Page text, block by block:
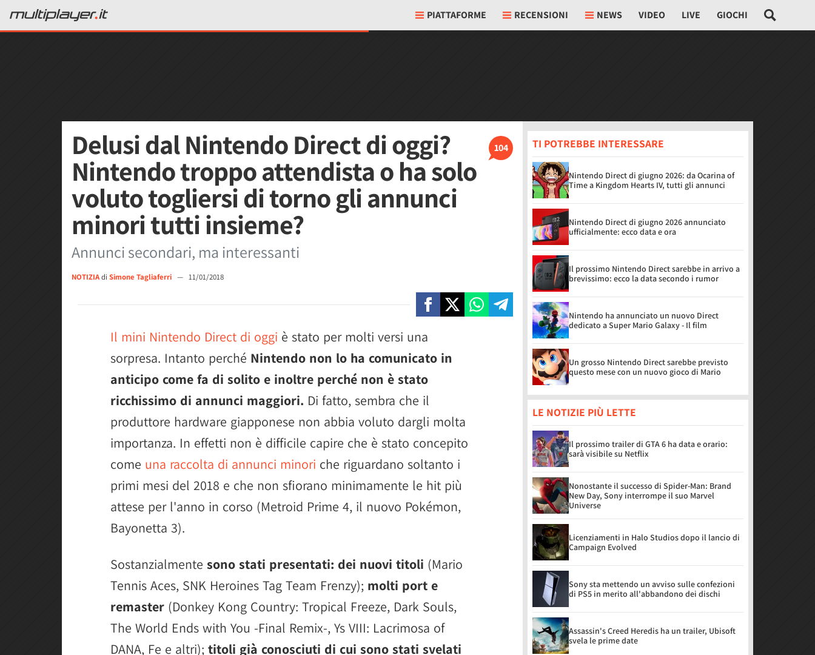
PIATTAFORME RECENSIONI NEWS VIDEO LIVE GIOCHI
104
Delusi dal Nintendo Direct di oggi?
Nintendo troppo attendista o ha solo
voluto togliersi di torno gli annunci
minori tutti insieme?
Annunci secondari, ma interessanti
NOTIZIAdi Simone Tagliaferri — 11/01/2018
Il mini Nintendo Direct di oggi è stato per molti versi una
sorpresa. Intanto perché Nintendo non lo ha comunicato in
anticipo come fa di solito e inoltre perché non è stato
ricchissimo di annunci maggiori. Di fatto, sembra che il
produttore hardware giapponese non abbia voluto dargli molta
importanza. In effetti non è difficile capire che è stato concepito
come una raccolta di annunci minori che riguardano soltanto i
primi mesi del 2018 e che non sfiorano minimamente le hit più
attese per l'anno in corso (Metroid Prime 4, il nuovo Pokémon,
Bayonetta 3).
Sostanzialmente sono stati presentati: dei nuovi titoli (Mario
Tennis Aces, SNK Heroines Tag Team Frenzy); molti port e
remaster (Donkey Kong Country: Tropical Freeze, Dark Souls,
The World Ends with You -Final Remix-, Ys VIII: Lacrimosa of
DANA, Fe e altri); titoli già conosciuti di cui sono stati svelati
TI POTREBBE INTERESSARE
Nintendo Direct di giugno 2026: da Ocarina of
Time a Kingdom Hearts IV, tutti gli annunci
Nintendo Direct di giugno 2026 annunciato
ufficialmente: ecco data e ora
Il prossimo Nintendo Direct sarebbe in arrivo a
brevissimo: ecco la data secondo i rumor
Nintendo ha annunciato un nuovo Direct
dedicato a Super Mario Galaxy - Il film
Un grosso Nintendo Direct sarebbe previsto
questo mese con un nuovo gioco di Mario
LE NOTIZIE PIÙ LETTE
Il prossimo trailer di GTA 6 ha data e orario:
sarà visibile su Netflix
Nonostante il successo di Spider-Man: Brand
New Day, Sony interrompe il suo Marvel
Universe
Licenziamenti in Halo Studios dopo il lancio di
Campaign Evolved
Sony sta mettendo un avviso sulle confezioni
di PS5 in merito all'abbandono dei dischi
Assassin's Creed Heredis ha un trailer, Ubisoft
svela le prime date